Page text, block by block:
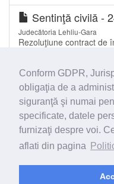
Conform GDPR,
obligaţia de a
siguranţă şi numai
specificate, datele
furnizaţi despre voi.
aflati din pagina
Sentinţă civilă -
Judecătoria Lehliu-Gara
Rezoluţiune contract de
Hotărâre -
SENTINTA CIVILĂ Nr. 2
Hotărâre -
Judecătoria Ineu
Reziliere contract,